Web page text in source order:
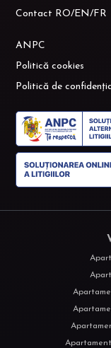
Contact RO/EN/FR
ANPC
Politică cookies
Politică de